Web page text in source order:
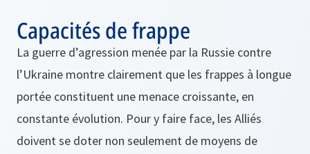
Capacités de frappe
La guerre d’agression menée par la Russie contre
l’Ukraine montre clairement que les frappes à longue
portée constituent une menace croissante, en
constante évolution. Pour y faire face, les Alliés
doivent se doter non seulement de moyens de